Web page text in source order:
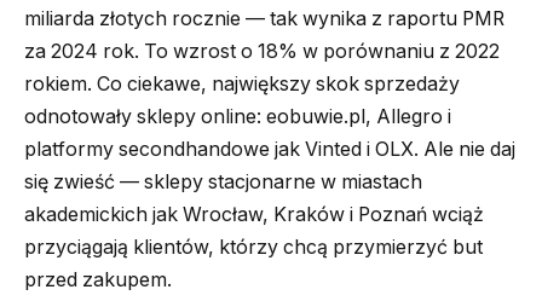
miliarda złotych rocznie — tak wynika z raportu PMR
za 2024 rok. To wzrost o 18% w porównaniu z 2022
rokiem. Co ciekawe, największy skok sprzedaży
odnotowały sklepy online: eobuwie.pl, Allegro i
platformy secondhandowe jak Vinted i OLX. Ale nie daj
się zwieść — sklepy stacjonarne w miastach
akademickich jak Wrocław, Kraków i Poznań wciąż
przyciągają klientów, którzy chcą przymierzyć but
przed zakupem.